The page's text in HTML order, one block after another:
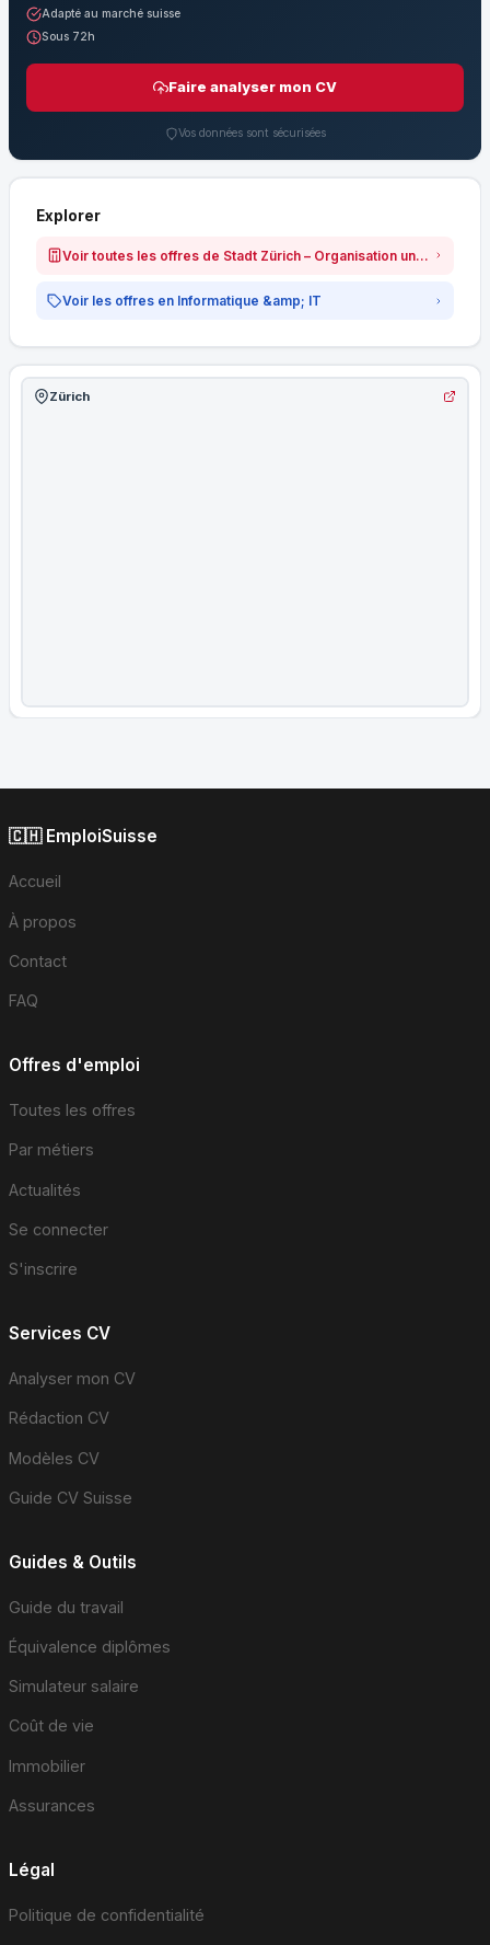
Adapté au marché suisse
Sous 72h
Faire analyser mon CV
Vos données sont sécurisées
Explorer
Voir toutes les offres de Stadt Zürich – Organisation und Informatik
Voir les offres en Informatique &amp; IT
Zürich
🇨🇭 EmploiSuisse
Accueil
À propos
Contact
FAQ
Offres d'emploi
Toutes les offres
Par métiers
Actualités
Se connecter
S'inscrire
Services CV
Analyser mon CV
Rédaction CV
Modèles CV
Guide CV Suisse
Guides & Outils
Guide du travail
Équivalence diplômes
Simulateur salaire
Coût de vie
Immobilier
Assurances
Légal
Politique de confidentialité